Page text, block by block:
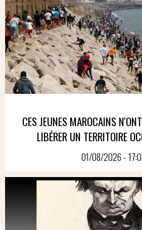
CES JEUNES MAROCAINS
LIBÉRER UN TERRITOIRE
01/08/2026 -